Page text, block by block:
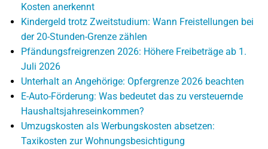
Kosten anerkennt
Kindergeld trotz Zweitstudium: Wann Freistellungen bei
der 20-Stunden-Grenze zählen
Pfändungsfreigrenzen 2026: Höhere Freibeträge ab 1.
Juli 2026
Unterhalt an Angehörige: Opfergrenze 2026 beachten
E-Auto-Förderung: Was bedeutet das zu versteuernde
Haushaltsjahreseinkommen?
Umzugskosten als Werbungskosten absetzen:
Taxikosten zur Wohnungsbesichtigung